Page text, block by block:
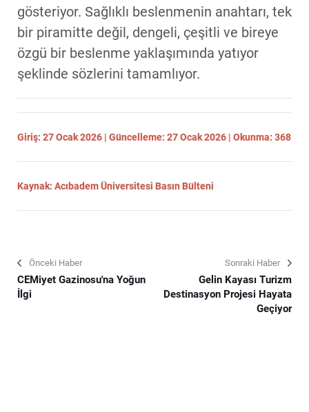
gösteriyor. Sağlıklı beslenmenin anahtarı, tek
bir piramitte değil, dengeli, çeşitli ve bireye
özgü bir beslenme yaklaşımında yatıyor
şeklinde sözlerini tamamlıyor.
Giriş: 27 Ocak 2026 | Güncelleme: 27 Ocak 2026 | Okunma: 368
Kaynak: Acıbadem Üniversitesi Basın Bülteni
Önceki Haber
CEMiyet Gazinosu'na Yoğun
İlgi
Sonraki Haber
Gelin Kayası Turizm
Destinasyon Projesi Hayata
Geçiyor